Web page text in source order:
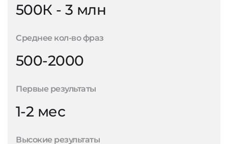
500К - 3 млн
Среднее кол-во фраз
500-2000
Первые результаты
1-2 мес
Высокие результаты